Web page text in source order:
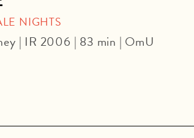
NIGHTS
| IR 2006 | 83 min | OmU